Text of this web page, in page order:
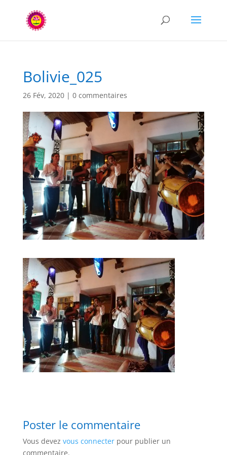
Bolivie_025
26 Fév, 2020| 0 commentaires
Poster le commentaire
Vous devez vous connecterpour publier un
commentaire.